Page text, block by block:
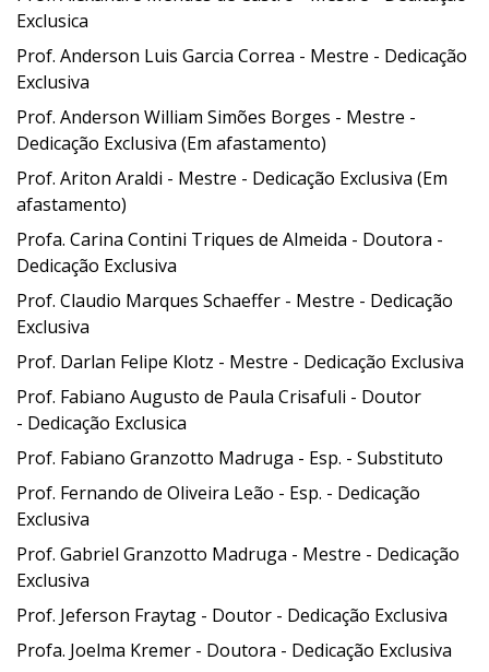
Exclusica
Prof. Anderson Luis Garcia Correa - Mestre - Dedicação
Exclusiva
Prof. Anderson William Simões Borges - Mestre -
Dedicação Exclusiva (Em afastamento)
Prof. Ariton Araldi - Mestre - Dedicação Exclusiva (Em
afastamento)
Profa. Carina Contini Triques de Almeida - Doutora -
Dedicação Exclusiva
Prof. Claudio Marques Schaeffer - Mestre - Dedicação
Exclusiva
Prof. Darlan Felipe Klotz - Mestre - Dedicação Exclusiva
Prof. Fabiano Augusto de Paula Crisafuli - Doutor
- Dedicação Exclusica
Prof. Fabiano Granzotto Madruga - Esp. - Substituto
Prof. Fernando de Oliveira Leão - Esp. - Dedicação
Exclusiva
Prof. Gabriel Granzotto Madruga - Mestre - Dedicação
Exclusiva
Prof. Jeferson Fraytag - Doutor - Dedicação Exclusiva
Profa. Joelma Kremer - Doutora - Dedicação Exclusiva